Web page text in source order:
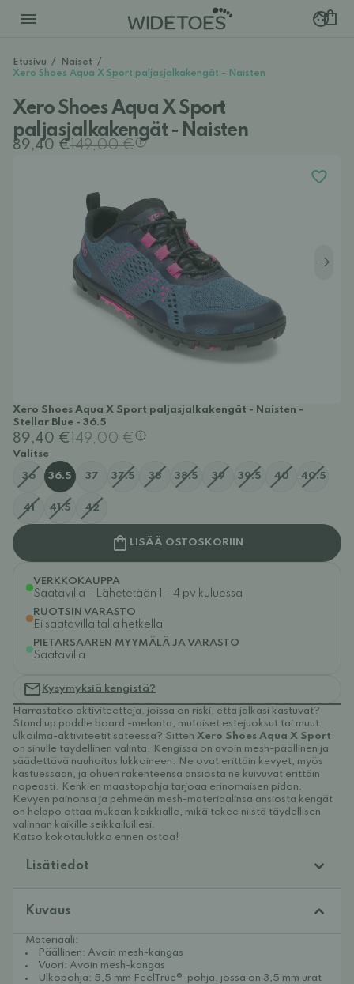
Etusivu / Naiset /
Xero Shoes Aqua X Sport paljasjalkakengät - Naisten
Xero Shoes Aqua X Sport
paljasjalkakengät - Naisten
89,40 €149,00 €
Xero Shoes Aqua X Sport paljasjalkakengät - Naisten -
Stellar Blue - 36.5
89,40 €149,00 €
Valitse
36 36.5 37 37.5 38 38.5 39 39.5 40 40.5
41 41.5 42
LISÄÄ OSTOSKORIIN
VERKKOKAUPPA
Saatavilla - Lähetetään 1 - 4 pv kuluessa
RUOTSIN VARASTO
Ei saatavilla tällä hetkellä
PIETARSAAREN MYYMÄLÄ JA VARASTO
Saatavilla
Kysymyksiä kengistä?
Harrastatko aktiviteetteja, joissa on riski, että jalkasi kastuvat?
Stand up paddle board -melonta, mutaiset estejuoksut tai muut
ulkoilma-aktiviteetit sateessa? Sitten Xero Shoes Aqua X Sport
on sinulle täydellinen valinta. Kengissä on avoin mesh-päällinen ja
säädettävä nauhoitus lukkoineen. Ne ovat erittäin kevyet, myös
kastuessaan, ja ohuen rakenteensa ansiosta ne kuivuvat erittäin
nopeasti. Kenkien maastopohja tarjoaa erinomaisen pidon.
Kevyen painonsa ja pehmeän mesh-materiaalinsa ansiosta kengät
on helppo ottaa mukaan kaikkialle, mikä tekee niistä täydellisen
valinnan kaikille seikkailuillesi.
Katso kokotaulukko ennen ostoa!
Lisätiedot
Kuvaus
Materiaali:
Päällinen: Avoin mesh-kangas
Vuori: Avoin mesh-kangas
Ulkopohja: 5,5 mm FeelTrue®-pohja, jossa on 3,5 mm urat